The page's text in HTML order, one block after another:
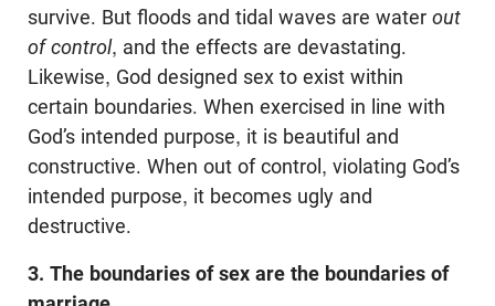
survive. But floods and tidal waves are water out
of control, and the effects are devastating.
Likewise, God designed sex to exist within
certain boundaries. When exercised in line with
God’s intended purpose, it is beautiful and
constructive. When out of control, violating God’s
intended purpose, it becomes ugly and
destructive.
3. The boundaries of sex are the boundaries of